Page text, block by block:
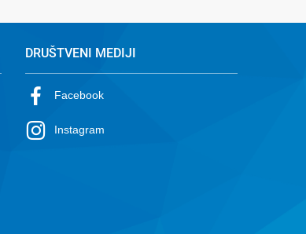
DRUŠTVENI MEDIJI
Facebook
Instagram